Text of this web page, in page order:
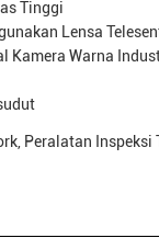
Tinggi
Lensa
Kamera Warna
Peralatan Inspeksi